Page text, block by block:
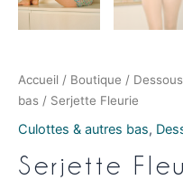
Accueil / Boutique /
bas / Serjette Fleurie
Culottes & autres bas,
Serjette